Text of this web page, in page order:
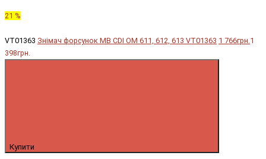
21 %
VT01363 Знімач форсунок MB CDI OM 611, 612, 613 VT01363 1 766грн.1
398грн.
Купити